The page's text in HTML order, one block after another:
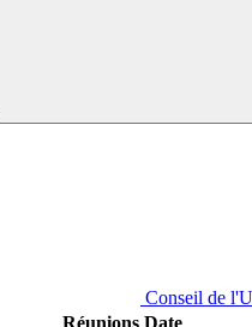
Conseil de